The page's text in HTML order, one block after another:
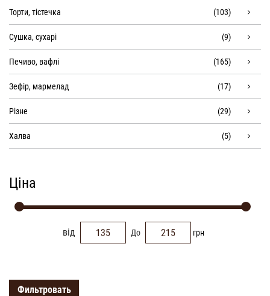
Торти, тістечка (103)
Сушка, сухарі (9)
Печиво, вафлі (165)
Зефір, мармелад (17)
Різне (29)
Халва (5)
Ціна
від До грн
Фильтровать